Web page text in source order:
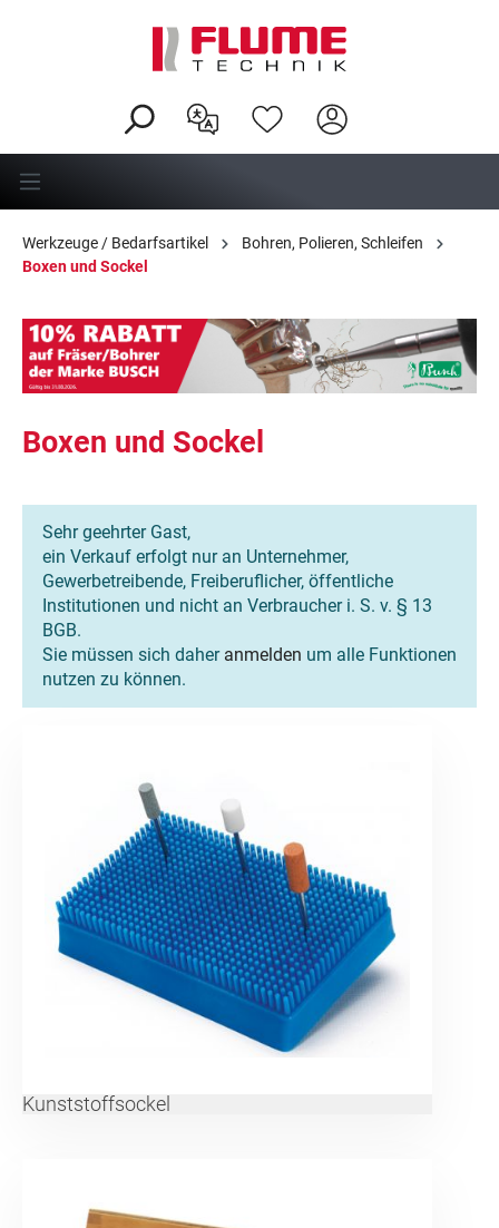
Werkzeuge / Bedarfsartikel
Bohren, Polieren, Schleifen
Boxen und Sockel
Boxen und Sockel
Sehr geehrter Gast,
ein Verkauf erfolgt nur an Unternehmer,
Gewerbetreibende, Freiberuflicher, öffentliche
Institutionen und nicht an Verbraucher i. S. v. § 13
BGB.
Sie müssen sich daher anmelden um alle Funktionen
nutzen zu können.
Kunststoffsockel